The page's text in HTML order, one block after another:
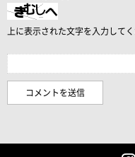
上に表示された文字を入力してく